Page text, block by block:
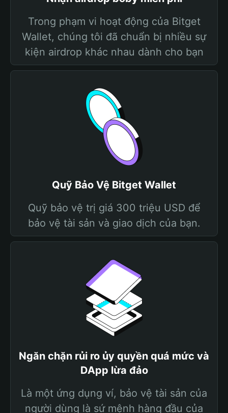
Trong phạm vi hoạt động của Bitget
Wallet, chúng tôi đã chuẩn bị nhiều sự
kiện airdrop khác nhau dành cho bạn
Quỹ Bảo Vệ Bitget Wallet
Quỹ bảo vệ trị giá 300 triệu USD để
bảo vệ tài sản và giao dịch của bạn.
Ngăn chặn rủi ro ủy quyền quá mức và
DApp lừa đảo
Là một ứng dụng ví, bảo vệ tài sản của
người dùng là sứ mệnh hàng đầu của